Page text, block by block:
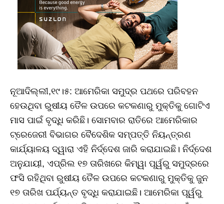
ନୂଆଦିଲ୍ଲୀ,୧୯।୫: ଆମେରିକା ସମୁଦ୍ର ପଥରେ ପରିବହନ
ହେଉଥିବା ରୁଷୀୟ ତୈଳ ଉପରେ କଟକଣାରୁ ମୁକ୍ତିକୁ ଗୋଟିଏ
ମାସ ପାଇଁ ବୃଦ୍ଧି କରିଛି। ସୋମବାର ରାତିରେ ଆମେରିକାର
ଟ୍ରେଜେରୀ ବିଭାଗର ବୈଦେଶିକ ସମ୍ପତ୍ତି ନିୟନ୍ତ୍ରଣ
କାର୍ଯ୍ୟାଳୟ ଦ୍ୱାରା ଏହି ନିର୍ଦ୍ଦେଶ ଜାରି କରାଯାଇଛି। ନିର୍ଦ୍ଦେଶ
ଅନୁଯାୟୀ, ଏପ୍ରିଲ ୧୭ ତାରିଖରେ କିମ୍ୱା ପୂର୍ୱରୁ ସମୁଦ୍ରରେ
ଫସି ରହିଥିବା ରୁଷୀୟ ତୈଳ ଉପରେ କଟକଣାରୁ ମୁକ୍ତିକୁ ଜୁନ
୧୭ ତାରିଖ ପର୍ଯ୍ୟନ୍ତ ବୃଦ୍ଧି କରାଯାଇଛି। ଆମେରିକା ପୂର୍ୱରୁ